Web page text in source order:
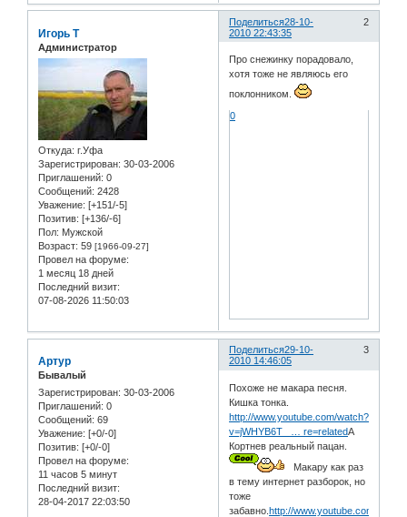
Поделиться 2
28-10-
2010 22:43:35
Игорь Т
Администратор
Откуда: г.Уфа
Зарегистрирован: 30-03-2006
Приглашений: 0
Сообщений: 2428
Уважение: [+151/-5]
Позитив: [+136/-6]
Пол: Мужской
Возраст: 59 [1966-09-27]
Провел на форуме:
1 месяц 18 дней
Последний визит:
07-08-2026 11:50:03
Про снежинку порадовало,
хотя тоже не являюсь его
поклонником.
0
Поделиться 3
29-10-
2010 14:46:05
Артур
Бывалый
Зарегистрирован: 30-03-2006
Приглашений: 0
Сообщений: 69
Уважение: [+0/-0]
Позитив: [+0/-0]
Провел на форуме:
11 часов 5 минут
Последний визит:
28-04-2017 22:03:50
Похоже не макара песня.
Кишка тонка.
http://www.youtube.com/watch?
v=jWHYB6T_ … re=relatedА
Кортнев реальный пацан.
Макару как раз
в тему интернет разборок, но
тоже
забавно.http://www.youtube.com/